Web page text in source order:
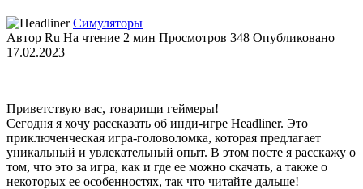
Симуляторы
Автор Ru На чтение 2 мин Просмотров 348 Опубликовано
17.02.2023
Приветствую вас, товарищи геймеры!
Сегодня я хочу рассказать об инди-игре Headliner. Это
приключенческая игра-головоломка, которая предлагает
уникальный и увлекательный опыт. В этом посте я расскажу о
том, что это за игра, как и где ее можно скачать, а также о
некоторых ее особенностях, так что читайте дальше!